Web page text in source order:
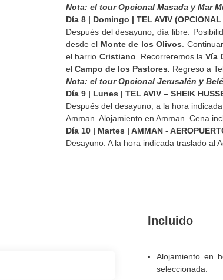
Nota: el tour Opcional Masada y Mar
Día 8 | Domingo | TEL AVIV
Después del desayuno, día libre.
desde el Monte de los Olivos .
el barrio Cristiano . Recorreremos laVía
el Campo de los Pastores. Regreso a
Nota: el tour Opcional Jerusalén y
Día 9 | Lunes | TEL AVIV – SHEIK
Después del desayuno, a la hora
Amman. Alojamiento en Amman. Cena
Día 10 | Martes | AMMAN -
Desayuno. A la hora indicada traslado al
Incluido
Alojamiento en
seleccionada.